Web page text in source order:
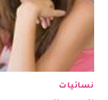
نسائيات